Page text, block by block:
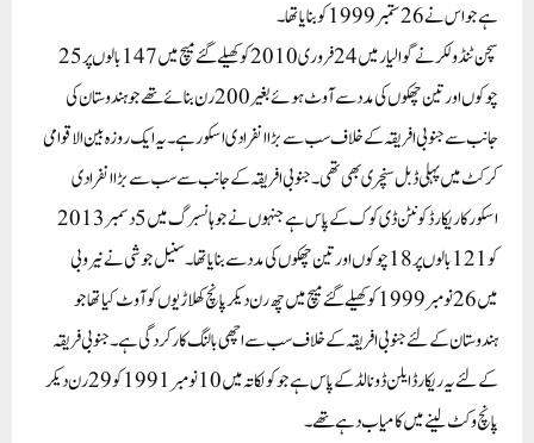
ہے جو اس نے26 ستمبر1999 کو بنایا تھا۔
سچن ٹنڈولکر نے گوالیار میں24 فروری2010 کو کھیلے گئے میچ میں147 بالوں پر25
چوکوں اور تین چھکوں کی مدد سے آوٹ ہوئے بغیر200 رن بنائے تھے جو ہندوستان کی
جانب سے جنوبی افریقہ کے خلاف سب سے بڑا انفرادی اسکور ہے۔ یہ ایک روزہ بین الاقوامی
کرکٹ میں پہلی ڈبل سنچری بھی تھی۔ جنوبی افریقہ کے جانب سے سب سے بڑا انفرادی
اسکورکا ریکارڈ کونٹن ڈی کوک کے پاس ہے جنہوں نے جوہانسبرگ میں5 دسمبر2013
کو121 بالوں پر18 چوکوں اورتین چھکوں کی مدد سے بنایا تھا۔سنیل جوشی نے نیروبی
میں26 نومبر1999 کو کھیلے گئے میچ میں چھ رن دیکر پانچ کھلاڑیوں کو آوٹ کیا تھا جو
ہندوستان کے لئے جنوبی افریقہ کے خلاف سب سے اچھی بالنگ کارکردگی ہے۔ جنوبی فریقہ
کے لئے یہ ریکارڈ ایلن ڈونالڈ کے پاس ہے جو کولکاتہ میں10 نومبر 1991 کو29 رن دیکر
پانچ وکٹ لینے میں کامیاب دہے تھے۔